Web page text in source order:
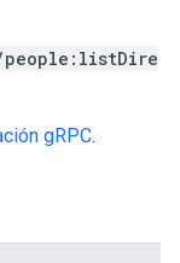
people:listDire
gRPC.